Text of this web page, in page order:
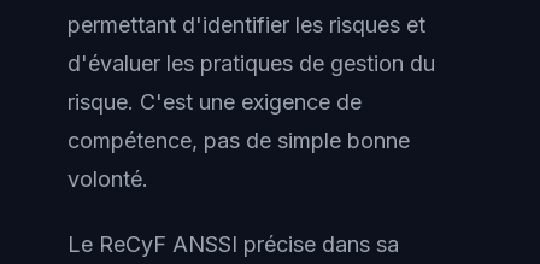
permettant d'identifier les risques et
d'évaluer les pratiques de gestion du
risque. C'est une exigence de
compétence, pas de simple bonne
volonté.
Le ReCyF ANSSI précise dans sa